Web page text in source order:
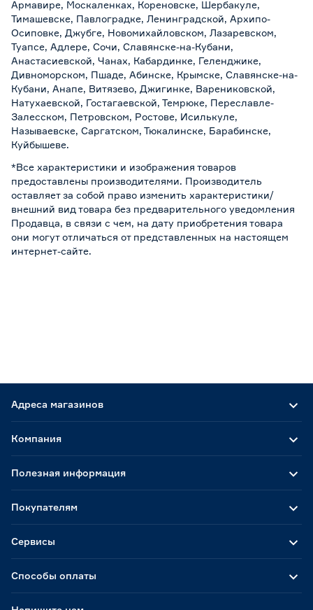
Армавире, Москаленках, Кореновске, Шербакуле,
Тимашевске, Павлоградке, Ленинградской, Архипо-
Осиповке, Джубге, Новомихайловском, Лазаревском,
Туапсе, Адлере, Сочи, Славянске-на-Кубани,
Анастасиевской, Чанах, Кабардинке, Геленджике,
Дивноморском, Пшаде, Абинске, Крымске, Славянске-на-
Кубани, Анапе, Витязево, Джигинке, Варениковской,
Натухаевской, Гостагаевской, Темрюке, Переславле-
Залесском, Петровском, Ростове, Исилькуле,
Называевске, Саргатском, Тюкалинске, Барабинске,
Куйбышеве.
*Все характеристики и изображения товаров
предоставлены производителями. Производитель
оставляет за собой право изменить характеристики/
внешний вид товара без предварительного уведомления
Продавца, в связи с чем, на дату приобретения товара
они могут отличаться от представленных на настоящем
интернет-сайте.
Адреса магазинов
Способы оплаты
Компания
Полезная информация
Покупателям
Сервисы